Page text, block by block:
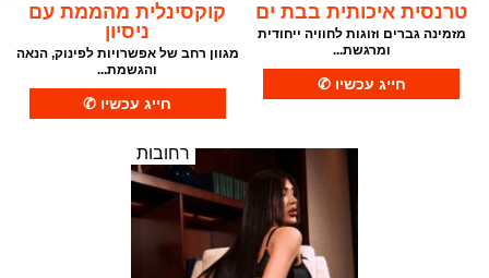
טרנסית איכותית בבת ים
מזמינה גברים וזוגות לחוויה ייחודית
ומרגשת...
קוקסינלית מהממת עם
ניסיון
מגוון רחב של אפשרויות לפינוק, הנאה
והגשמת...
רחובות